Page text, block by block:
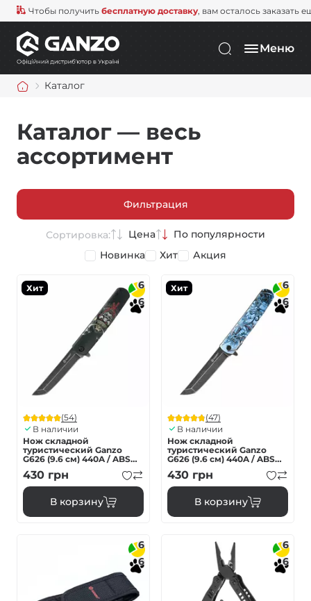
Чтобы получить бесплатную доставку, вам осталось заказать
Меню
Каталог
Каталог — весь
ассортимент
Фильтрация
Сортировка: Цена
По популярности
Новинка
Хит Акция
Хит
6
6
(54)
В наличии
Нож складной
туристический Ganzo
G626 (9.6 см) 440A / ABS
черный самурай
430 грн
В корзину
Хит
6
6
(47)
В наличии
Нож складной
туристический Ganzo
G626 (9.6 см) 440A / ABS
серый самурай
430 грн
В корзину
6
6
6
6